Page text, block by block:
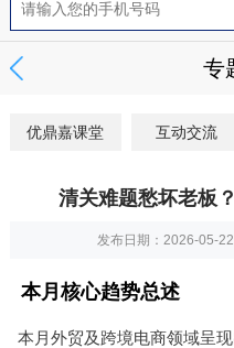
专
优鼎嘉课堂 互动交流
清关难题愁坏老板
发布日期：2026-05-
本月核心趋势总述
本月外贸及跨境电商领域呈